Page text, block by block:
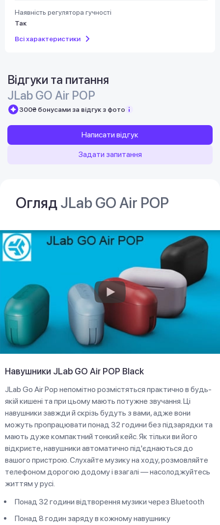
Наявність регулятора гучності
Так
Всі характеристики
Відгуки та питання
JLab GO Air POP
300₴ бонусами за відгук з фото
Написати відгук
Задати запитання
ОглядJLab GO Air POP
Навушники JLab GO Air POP Black
JLab Go Air Pop непомітно розмістяться практично в будь-
якій кишені та при цьому мають потужне звучання. Ці
навушники завжди й скрізь будуть з вами, адже вони
можуть пропрацювати понад 32 години без підзарядки та
мають дуже компактний тонкий кейс. Як тільки ви його
відкриєте, навушники автоматично під'єднаються до
вашого пристрою. Слухайте музику на ходу, розмовляйте
телефоном дорогою додому і взагалі — насолоджуйтесь
життям у русі.
Понад 32 години відтворення музики через Bluetooth
Понад 8 годин заряду в кожному навушнику